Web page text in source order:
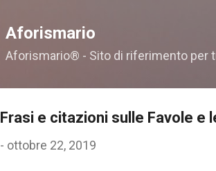
Aforismario
Aforismario® - Sito di riferimento per
Frasi e citazioni sulle Favole e
- ottobre 22, 2019